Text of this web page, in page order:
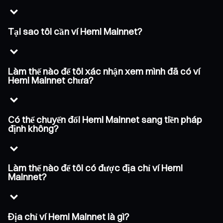
Tại sao tôi cần ví Hemi Mainnet?
Làm thế nào để tôi xác nhận xem mình đã có ví
Hemi Mainnet chưa?
Có thể chuyển đổi Hemi Mainnet sang tiền pháp
định không?
Làm thế nào để tôi có được địa chỉ ví Hemi
Mainnet?
Địa chỉ ví Hemi Mainnet là gì?